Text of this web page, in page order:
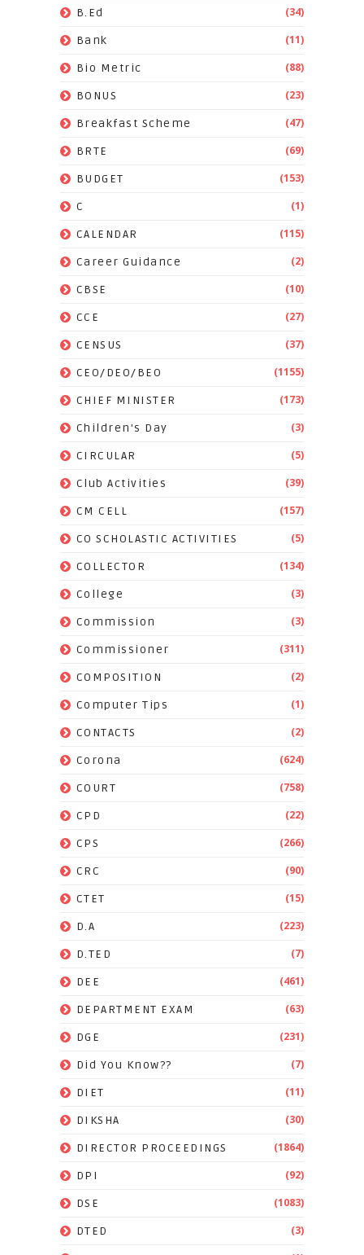
B.Ed (34)
Bank (11)
Bio Metric (88)
BONUS (23)
Breakfast Scheme (47)
BRTE (69)
BUDGET (153)
C (1)
CALENDAR (115)
Career Guidance (2)
CBSE (10)
CCE (27)
CENSUS (37)
CEO/DEO/BEO (1155)
CHIEF MINISTER (173)
Children's Day (3)
CIRCULAR (5)
Club Activities (39)
CM CELL (157)
CO SCHOLASTIC ACTIVITIES (5)
COLLECTOR (134)
College (3)
Commission (3)
Commissioner (311)
COMPOSITION (2)
Computer Tips (1)
CONTACTS (2)
Corona (624)
COURT (758)
CPD (22)
CPS (266)
CRC (90)
CTET (15)
D.A (223)
D.TED (7)
DEE (461)
DEPARTMENT EXAM (63)
DGE (231)
Did You Know?? (7)
DIET (11)
DIKSHA (30)
DIRECTOR PROCEEDINGS (1864)
DPI (92)
DSE (1083)
DTED (3)